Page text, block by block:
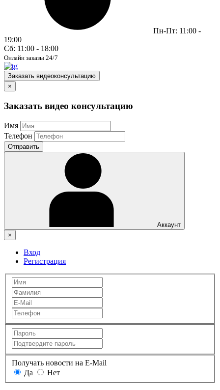
Пн-Пт: 11:00 -
19:00
Сб: 11:00 - 18:00
Онлайн заказы 24/7
Заказать видеоконсультацию
×
Заказать видео консультацию
Имя
Телефон
Отправить
Аккаунт
×
Вход
Регистрация
Получать новости на E-Mail
Да
Нет